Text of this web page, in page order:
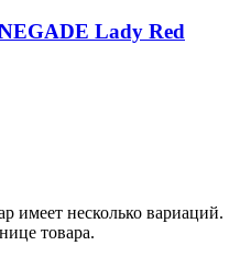
Lady Red
имеет несколько вариаций.
товара.